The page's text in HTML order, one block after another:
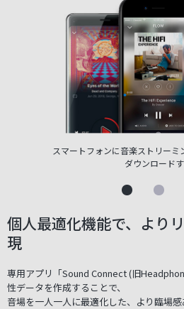
スマートフォンに音楽ストリーミ
ダウンロード
個人最適化機能で、より
現
専用アプリ「Sound Connect (旧
性データを作成することで、
音場を一人一人に最適化した、より臨場感